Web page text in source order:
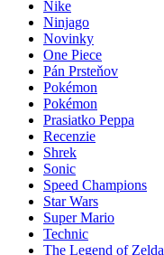
Nike
Ninjago
Novinky
One Piece
Pán Prsteňov
Pokémon
Pokémon
Prasiatko Peppa
Recenzie
Shrek
Sonic
Speed Champions
Star Wars
Super Mario
Technic
The Legend of Zelda